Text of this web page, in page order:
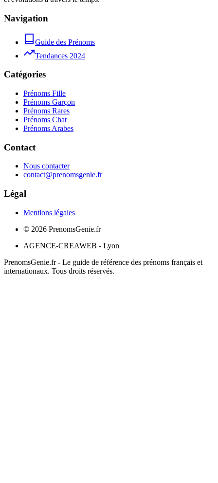
Navigation
Guide des Prénoms
Tendances 2024
Catégories
Prénoms Fille
Prénoms Garçon
Prénoms Rares
Prénoms Chat
Prénoms Arabes
Contact
Nous contacter
contact@prenomsgenie.fr
Légal
Mentions légales
© 2026 PrenomsGenie.fr
AGENCE-CREAWEB - Lyon
PrenomsGenie.fr - Le guide de référence des prénoms français et
internationaux. Tous droits réservés.